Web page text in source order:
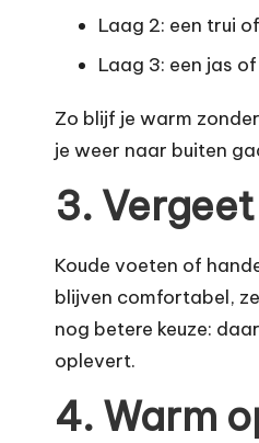
Laag 2: een trui
Laag 3: een jas
Zo blijf je warm
je weer naar buiten
3.
Koude voeten of
blijven comfortabel,
nog betere keuze:
oplevert.
4. Warm